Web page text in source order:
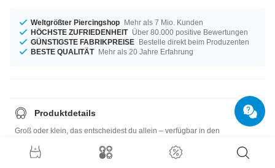
Weltgrößter Piercingshop Mehr als 7 Mio. Kunden
HÖCHSTE ZUFRIEDENHEIT Über 80.000 positive Bewertungen
GÜNSTIGSTE FABRIKPREISE Bestelle direkt beim Produzenten
BESTE QUALITÄT Mehr als 20 Jahre Erfahrung
Produktdetails
Groß oder klein, das entscheidest du allein – verfügbar in den
Lager vorrätig. Wähle deine Lieblingsfarbe, zum Beispiel Kobalt oder
Gelb. Bei den Aufsätzen hast du die Wahl: 3 mm bis 5 mm - was passt am